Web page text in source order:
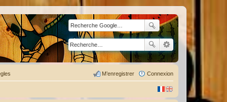
Connexion
M’enregistrer